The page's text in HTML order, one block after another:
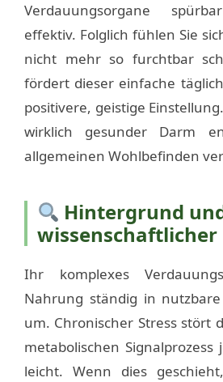
Verdauungsorgane
effektiv. Folglich fühlen Sie
nicht mehr so furchtbar
fördert dieser einfache
positivere, geistige
wirklich gesunder Darm
allgemeinen Wohlbefinden
Hintergrund
Ihr komplexes
Nahrung ständig in
um. Chronischer Stress stört
metabolischen
leicht. Wenn dies